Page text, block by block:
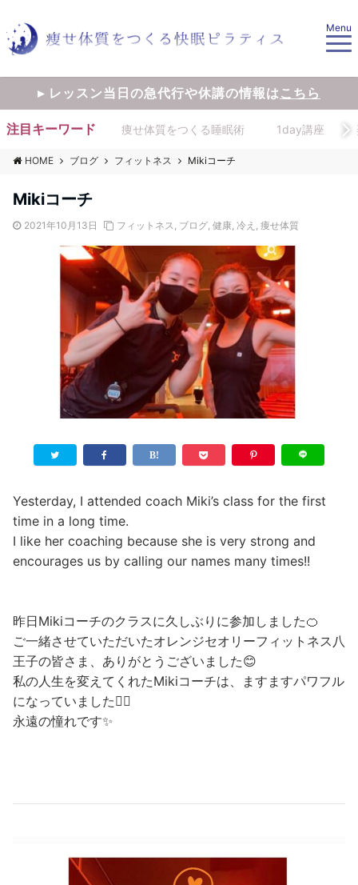
Menu
▸ レッスン当日の急代行や休講の情報はこちら
注目キーワード 痩せ体質をつくる睡眠術 1day講座
HOME ブログ フィットネス Mikiコーチ
Mikiコーチ
2021年10月13日 フィットネス, ブログ, 健康, 冷え , 痩せ体質
Yesterday, I attended coach Miki’s class for the first
time in a long time.
I like her coaching because she is very strong and
encourages us by calling our names many times!!
昨日Mikiコーチのクラスに久しぶりに参加しました🍊
ご一緒させていただいたオレンジセオリーフィットネス八
王子の皆さま、ありがとうございました😊
私の人生を変えてくれたMikiコーチは、ますますパワフル
になっていました👱‍♀️
永遠の憧れです✨